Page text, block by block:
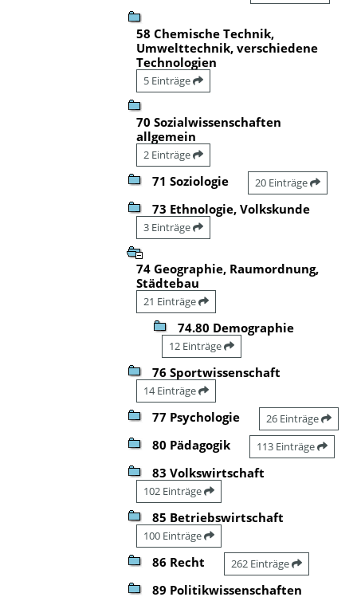
58 Chemische Technik,
Umwelttechnik, verschiedene
Technologien
5 Einträge
70 Sozialwissenschaften
allgemein
2 Einträge
71 Soziologie 20 Einträge
73 Ethnologie, Volkskunde
3 Einträge
74 Geographie, Raumordnung,
Städtebau
21 Einträge
74.80 Demographie
12 Einträge
76 Sportwissenschaft
14 Einträge
77 Psychologie 26 Einträge
80 Pädagogik 113 Einträge
83 Volkswirtschaft
102 Einträge
85 Betriebswirtschaft
100 Einträge
86 Recht 262 Einträge
89 Politikwissenschaften